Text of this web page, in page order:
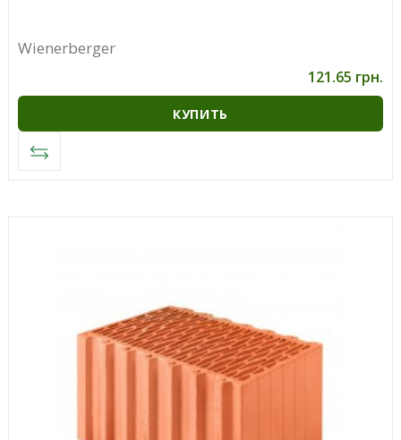
Wienerberger
121.65 грн.
КУПИТЬ